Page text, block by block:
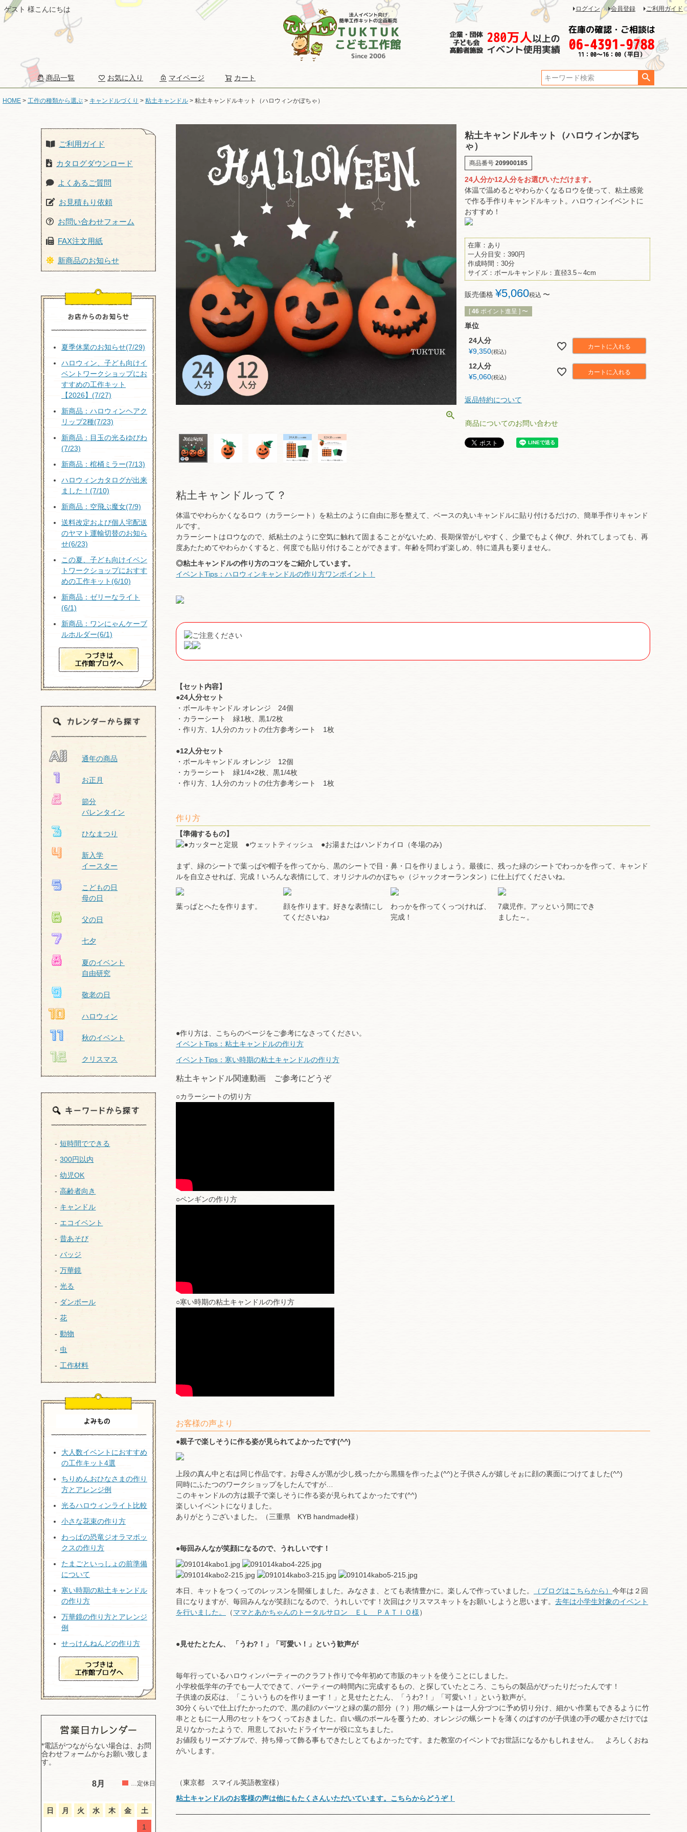
ゲスト 様こんにちは ログイン 会員登録 ご利用ガイド
商品一覧 お気に入り マイページ カート
HOME 工作の種類から選ぶ キャンドルづくり 粘土キャンドル 粘土キャンドルキット（ハロウィンかぼちゃ）
ご利用ガイド
カタログダウンロード
よくあるご質問
お見積もり依頼
お問い合わせフォーム
FAX注文用紙
新商品のお知らせ
夏季休業のお知らせ(7/29)
ハロウィン、子ども向けイ
ベントワークショップにお
すすめの工作キット
【2026】(7/27)
新商品：ハロウィンヘアク
リップ2種(7/23)
新商品：目玉の光るゆびわ
(7/23)
新商品：棺桶ミラー(7/13)
ハロウィンカタログが出来
ました！(7/10)
新商品：空飛ぶ魔女(7/9)
送料改定および個人宅配送
のヤマト運輸切替のお知ら
せ(6/23)
この夏、子ども向けイベン
トワークショップにおすす
めの工作キット(6/10)
新商品：ゼリーなライト
(6/1)
新商品：ワンにゃんケーブ
ルホルダー(6/1)
通年の商品
お正月
節分
バレンタイン
ひなまつり
新入学
イースター
こどもの日
母の日
父の日
七夕
夏のイベント
自由研究
敬老の日
ハロウィン
秋のイベント
クリスマス
短時間でできる
300円以内
幼児OK
高齢者向き
キャンドル
エコイベント
昔あそび
バッジ
万華鏡
光る
ダンボール
花
動物
虫
工作材料
大人数イベントにおすすめ
の工作キット4選
ちりめんおひなさまの作り
方とアレンジ例
光るハロウィンライト比較
小さな花束の作り方
わっぱの恐竜ジオラマボッ
クスの作り方
たまごといっしょの前準備
について
寒い時期の粘土キャンドル
の作り方
万華鏡の作り方とアレンジ
例
せっけんねんどの作り方
*電話がつながらない場合は、お問
合わせフォームからお願い致しま
す。
8月 …定休日
日 月 火 水 木 金
土
1
粘土キャンドルキット（ハロウィンかぼち
ゃ）
商品番号 209900185
24人分か12人分をお選びいただけます。
体温で温めるとやわらかくなるロウを使って、粘土感覚
で作る手作りキャンドルキット。ハロウィンイベントに
おすすめ！
在庫：あり
一人分目安：390円
作成時間：30分
サイズ：ボールキャンドル：直径3.5～4cm
販売価格 ¥5,060税込 〜
[ 46 ポイント進呈 ] 〜
単位
24人分
¥9,350 税込
カートに入れる
12人分
¥5,060 税込
カートに入れる
返品特約について
商品についてのお問い合わせ
粘土キャンドルって？
体温でやわらかくなるロウ（カラーシート）を粘土のように自由に形を整えて、ベースの丸いキャンドルに貼り付けるだけの、簡単手作りキャンド
ルです。
カラーシートはロウなので、紙粘土のように空気に触れて固まることがないため、長期保管がしやすく、少量でもよく伸び、外れてしまっても、再
度あたためてやわらかくすると、何度でも貼り付けることができます。年齢を問わず楽しめ、特に道具も要りません。
◎粘土キャンドルの作り方のコツをご紹介しています。
イベントTips：ハロウィンキャンドルの作り方ワンポイント！
【セット内容】
●24人分セット
・ボールキャンドル オレンジ 24個
・カラーシート 緑1枚、黒1/2枚
・作り方、1人分のカットの仕方参考シート 1枚
●12人分セット
・ボールキャンドル オレンジ 12個
・カラーシート 緑1/4×2枚、黒1/4枚
・作り方、1人分のカットの仕方参考シート 1枚
作り方
【準備するもの】
まず、緑のシートで葉っぱや帽子を作ってから、黒のシートで目・鼻・口を作りましょう。最後に、残った緑のシートでわっかを作って、キャンド
ルを自立させれば、完成！いろんな表情にして、オリジナルのかぼちゃ（ジャックオーランタン）に仕上げてくださいね。
葉っぱとへたを作ります。
顔を作ります。好きな表情にし
てくださいね♪
わっかを作ってくっつければ、
完成！
7歳児作。アッという間にでき
ました～。
●作り方は、こちらのページをご参考になさってください。
イベントTips：粘土キャンドルの作り方
イベントTips：寒い時期の粘土キャンドルの作り方
粘土キャンドル関連動画 ご参考にどうぞ
○カラーシートの切り方
○ペンギンの作り方
○寒い時期の粘土キャンドルの作り方
お客様の声より
●親子で楽しそうに作る姿が見られてよかったです(^^)
上段の真ん中と右は同じ作品です。お母さんが黒が少し残ったから黒猫を作ったよ(^^)と子供さんが嬉しそぉに顔の裏面につけてました(^^)
同時にふたつのワークショップをしたんですが…
このキャンドルの方は親子で楽しそうに作る姿が見られてよかったです(^^)
楽しいイベントになりました。
ありがとうございました。（三重県 KYB handmade様）
●毎回みんなが笑顔になるので、うれしいです！
本日、キットをつくってのレッスンを開催しました。みなさま、とても表情豊かに。楽しんで作っていました。 （ブログはこちらから） 今年は２回
目になりますが、毎回みんなが笑顔になるので、うれしいです！次回はクリスマスキットをお願いしようと思います。 去年は小学生対象のイベント
を行いました。
（ママとあかちゃんのトータルサロン ＥＬ ＰＡＴＩＯ様）
●見せたとたん、 「うわ?！」「可愛い！」という歓声が
毎年行っているハロウィンパーティーのクラフト作りで今年初めて市販のキットを使うことにしました。
小学校低学年の子でも一人でできて、パーティーの時間内に完成するもの、と探していたところ、こちらの製品がぴったりだったんです！
子供達の反応は、「こういうものを作りまーす！」と見せたとたん、「うわ?！」「可愛い！」という歓声が。
30分くらいで仕上げたかったので、黒の顔のパーツと緑の葉の部分（？）用の蝋シートは一人分づつに予め切り分け、細かい作業もできるように竹
串とともに一人用のセットをつくっておきました。白い蝋のボールを覆うため、オレンジの蝋シートを薄くのばすのが子供達の手の暖かさだけでは
足りなかったようで、用意しておいたドライヤーが役に立ちました。
お値段もリーズナブルで、持ち帰って飾る事もできたしとてもよかったです。また教室のイベントでお世話になるかもしれません。 よろしくおね
がいします。
（東京都 スマイル英語教室様）
粘土キャンドルのお客様の声は他にもたくさんいただいています。こちらからどうぞ！